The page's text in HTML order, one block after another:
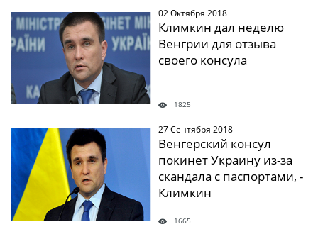
" /> 02 Октября 2018
Климкин дал неделю
Венгрии для отзыва
своего консула
1825
27 Сентября 2018
Венгерский консул
покинет Украину из-за
скандала с паспортами, -
Климкин
1665